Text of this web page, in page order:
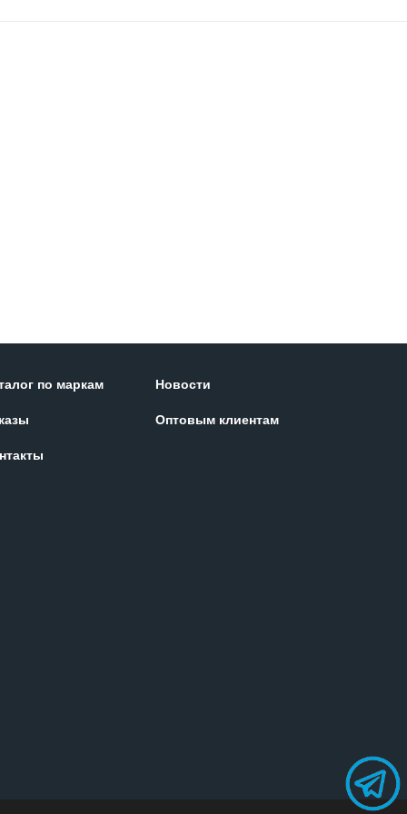
по маркам
Новости
Оптовым клиентам